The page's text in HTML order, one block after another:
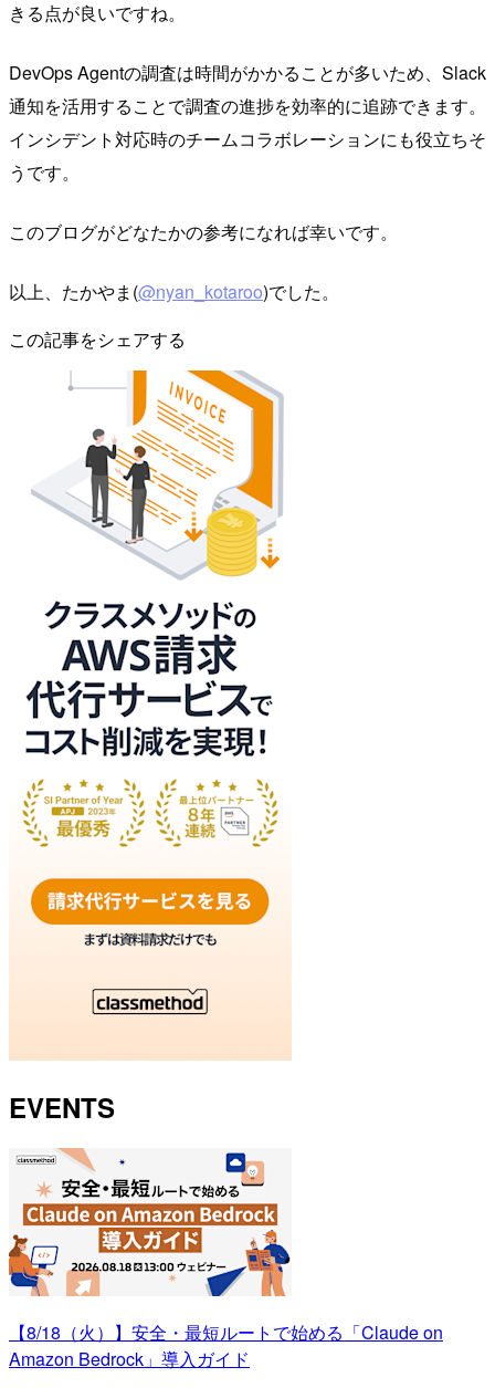
きる点が良いですね。
DevOps Agentの調査は時間がかかることが多いため、Slack
通知を活用することで調査の進捗を効率的に追跡できます。
インシデント対応時のチームコラボレーションにも役立ちそ
うです。
このブログがどなたかの参考になれば幸いです。
以上、たかやま(@nyan_kotaroo)でした。
この記事をシェアする
EVENTS
【8/18（火）】安全・最短ルートで始める「Claude on
Amazon Bedrock」導入ガイド